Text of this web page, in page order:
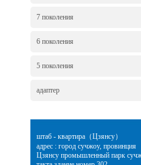
7 поколения
6 поколения
5 поколения
адаптер
штаб - квартира（Цзянсу）
адрес : город сучжоу, провинция
Цзянсу промышленный парк